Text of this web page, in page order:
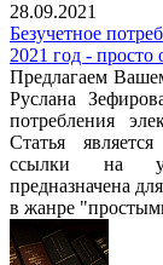
28.09.2021
Безучетное
2021 год -
Предлагаем
Руслана
потребления
Статья
ссылки на
предназначена
в жанре